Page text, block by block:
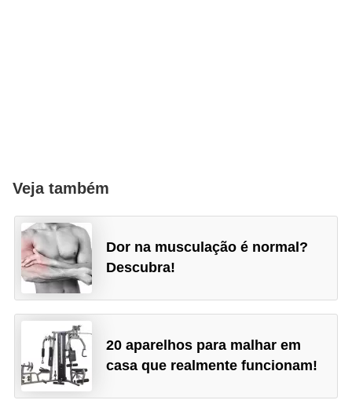
Veja também
Dor na musculação é normal?
Descubra!
20 aparelhos para malhar em
casa que realmente funcionam!